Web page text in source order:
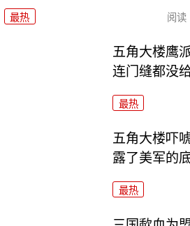
最热 阅读
五角大楼鹰
连门缝都没
最热
五角大楼吓
露了美军的
最热